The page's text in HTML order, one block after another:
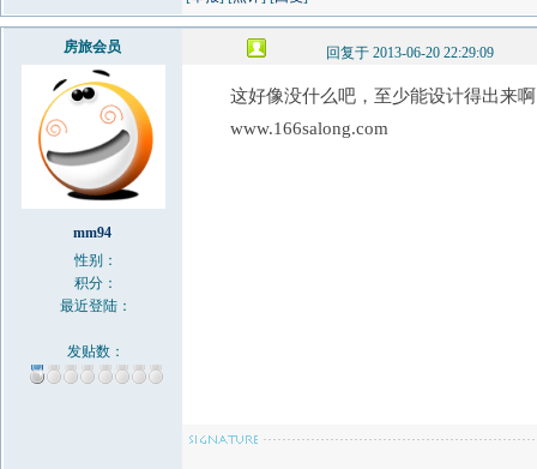
房旅会员 回复于 2013-06-20 22:29:09
mm94
性别：
积分：
最近登陆：
发贴数：
这好像没什么吧，至少能设计得出来啊
www.166salong.com